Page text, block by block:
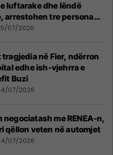
luftarake dhe lëndë
arrestohen tre persona
07/2026
në Fier, ndërron
edhe ish-vjehrra e
Buzi
07/2026
negociatash me RENEA-n,
qëllon veten në automjet
07/2026